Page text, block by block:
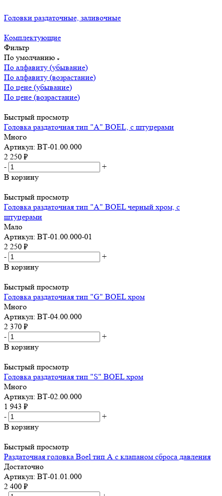
Головки раздаточные, заливочные
Комплектующие
Фильтр
По умолчанию
По алфавиту (убывание)
По алфавиту (возрастание)
По цене (убывание)
По цене (возрастание)
Быстрый просмотр
Головка раздаточная тип "А" BOEL, с штуцерами
Много
Артикул: ВТ-01.00.000
2 250 ₽
-
+
В корзину
Быстрый просмотр
Головка раздаточная тип "А" BOEL черный хром, с
штуцерами
Мало
Артикул: ВТ-01.00.000-01
2 250 ₽
-
+
В корзину
Быстрый просмотр
Головка раздаточная тип "G" BOEL хром
Много
Артикул: ВТ-04.00.000
2 370 ₽
-
+
В корзину
Быстрый просмотр
Головка раздаточная тип "S" BOEL хром
Много
Артикул: ВТ-02.00.000
1 943 ₽
-
+
В корзину
Быстрый просмотр
Раздаточная головка Boel тип А с клапаном сброса давления
Достаточно
Артикул: ВТ-01.01.000
2 400 ₽